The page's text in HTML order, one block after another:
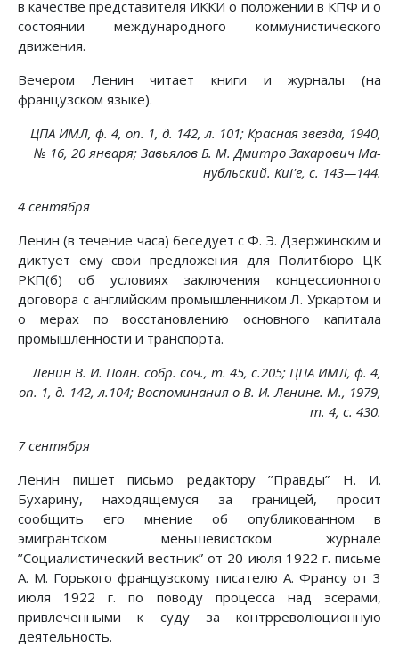
в качестве представителя ИККИ о положении в КПФ и о
состоянии международного коммунистического
движения.
Вечером Ленин читает книги и журналы (на
французском языке).
ЦПА ИМЛ, ф. 4, on. 1, д. 142, л. 101; Красная звезда, 1940,
№ 16, 20 января; Завьялов Б. М. Дмитро Захарович Ма-
нубльский. Kui'e, с. 143—144.
4 сентября
Ленин (в течение часа) беседует с Ф. Э. Дзержинским и
диктует ему свои предложения для Политбюро ЦК
РКП(б) об условиях заключения концессионного
договора с английским промышленником Л. Уркартом и
о мерах по восстановлению основного капитала
промышленности и транспорта.
Ленин В. И. Полн. собр. соч., т. 45, с.205; ЦПА ИМЛ, ф. 4,
on. 1, д. 142, л.104; Воспоминания о В. И. Ленине. М., 1979,
т. 4, с. 430.
7 сентября
Ленин пишет письмо редактору ’’Правды” Н. И.
Бухарину, находящемуся за границей, просит
сообщить его мнение об опубликованном в
эмигрантском меньшевистском журнале
’’Социалистический вестник” от 20 июля 1922 г. письме
А. М. Горького французскому писателю А. Франсу от 3
июля 1922 г. по поводу процесса над эсерами,
привлеченными к суду за контрреволюционную
деятельность.